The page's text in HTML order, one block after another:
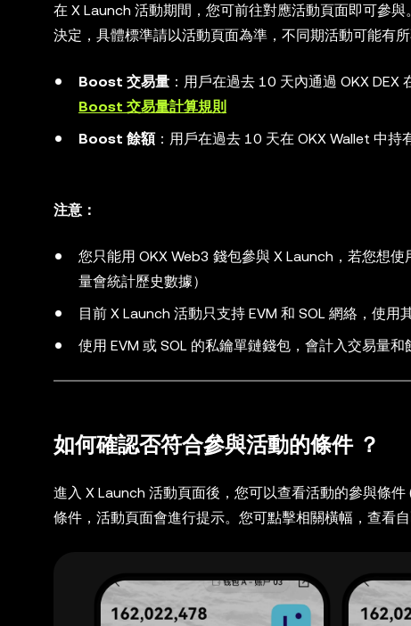
在 X Launch 活動期間，您可前往對應活動頁面即可參
決定，具體標準請以活動頁面為準，不同期活動可能有所
Boost 交易量 ：用戶在過去 10 天內通過 OKX DEX
Boost 交易量計算規則
Boost 餘額：用戶在過去 10 天在 OKX Wallet 中持
注意：
您只能用 OKX Web3 錢包參與 X Launch，若您想
量會統計歷史數據）
目前 X Launch 活動只支持 EVM 和 SOL 網絡，使
使用 EVM 或 SOL 的私鑰單鏈錢包，會計入交易量
如何確認否符合參與活動的條件 ？
進入 X Launch 活動頁面後，您可以查看活動的參與條
條件，活動頁面會進行提示。您可點擊相關橫幅，查看